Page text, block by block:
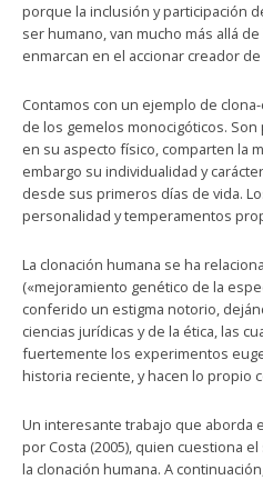
porque la inclusión y participación
ser humano, van mucho más allá
enmarcan en el accionar creador de
Contamos con un ejemplo de
de los gemelos monocigóticos.
en su aspecto físico, comparten la
embargo su individualidad y
desde sus primeros días de vida.
personalidad y temperamentos
La clonación humana se ha
(«mejoramiento genético de la
conferido un estigma notorio,
ciencias jurídicas y de la ética, las
fuertemente los experimentos
historia reciente, y hacen lo propio
Un interesante trabajo que aborda
por Costa (2005), quien cuestiona
la clonación humana. A